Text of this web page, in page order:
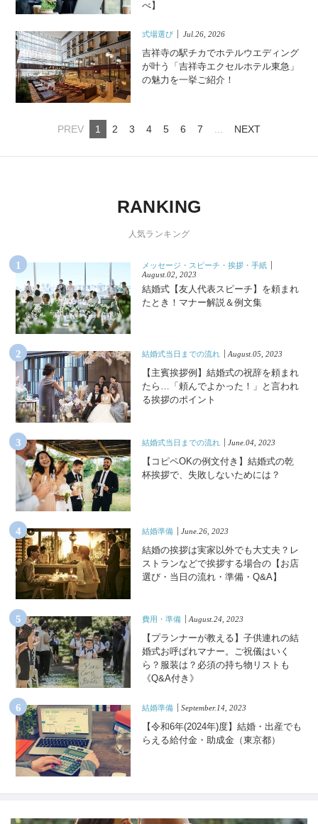
べ】
式場選び Jul.26, 2026
吉祥寺の駅チカでホテルウエディング
が叶う「吉祥寺エクセルホテル東急」
の魅力を一挙ご紹介！
PREV 1 2 3 4 5 6 7 NEXT
RANKING
人気ランキング
メッセージ・スピーチ・挨拶・手紙
August.02, 2023
結婚式【友人代表スピーチ】を頼まれ
たとき！マナー解説＆例文集
結婚式当日までの流れ August.05, 2023
【主賓挨拶例】結婚式の祝辞を頼まれ
たら…「頼んでよかった！」と言われ
る挨拶のポイント
結婚式当日までの流れ June.04, 2023
【コピペOKの例文付き】結婚式の乾
杯挨拶で、失敗しないためには？
結婚準備 June.26, 2023
結婚の挨拶は実家以外でも大丈夫？レ
ストランなどで挨拶する場合の【お店
選び・当日の流れ・準備・Q&A】
費用・準備 August.24, 2023
【プランナーが教える】子供連れの結
婚式お呼ばれマナー。ご祝儀はいく
ら？服装は？必須の持ち物リストも
《Q&A付き》
結婚準備 September.14, 2023
【令和6年(2024年)度】結婚・出産でも
らえる給付金・助成金（東京都）